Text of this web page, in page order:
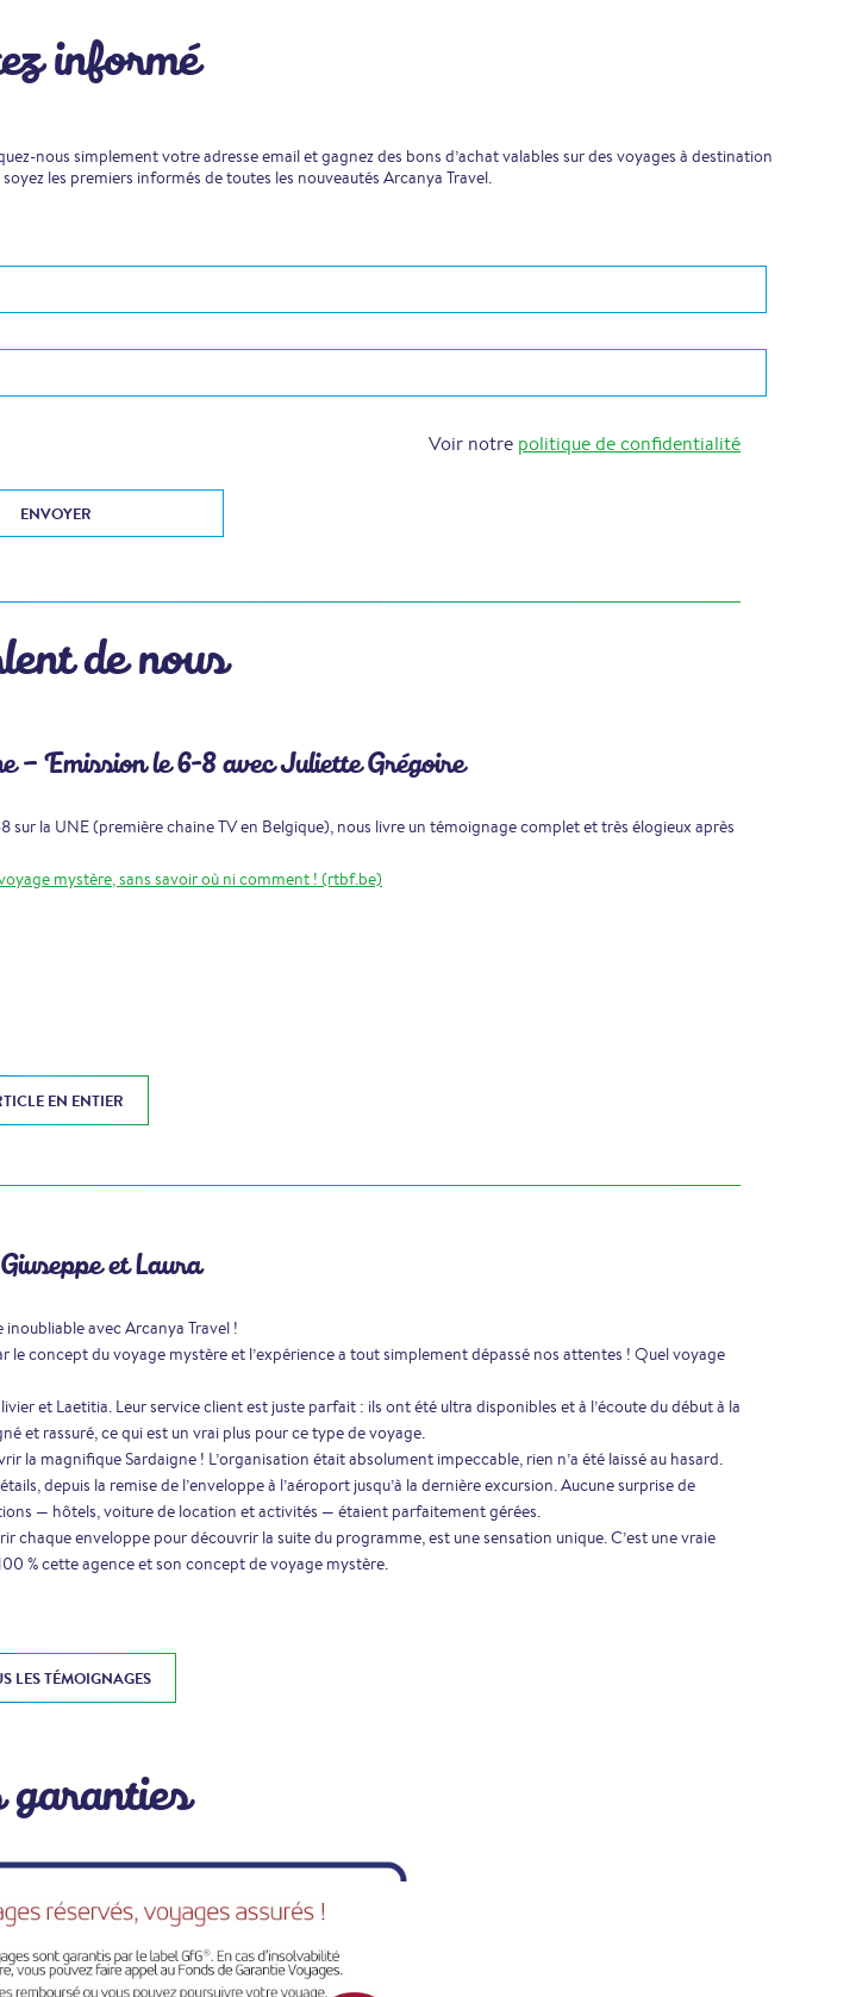
informé
nous simplement votre adresse email et gagnez des bons d’achat valables sur des voyages à destination
les premiers informés de toutes les nouveautés Arcanya Travel.
Voir notre politique de confidentialité
de nous
– Emission le 6-8 avec Juliette Grégoire
sur la UNE (première chaine TV en Belgique), nous livre un témoignage complet et très élogieux après
mystère, sans savoir où ni comment ! (rtbf.be)
EN ENTIER
et Laura
avec Arcanya Travel !
le concept du voyage mystère et l’expérience a tout simplement dépassé nos attentes ! Quel voyage
et Laetitia. Leur service client est juste parfait : ils ont été ultra disponibles et à l’écoute du début à la
et rassuré, ce qui est un vrai plus pour ce type de voyage.
la magnifique Sardaigne ! L’organisation était absolument impeccable, rien n’a été laissé au hasard.
depuis la remise de l’enveloppe à l’aéroport jusqu’à la dernière excursion. Aucune surprise de
— hôtels, voiture de location et activités — étaient parfaitement gérées.
chaque enveloppe pour découvrir la suite du programme, est une sensation unique. C’est une vraie
% cette agence et son concept de voyage mystère.
LES TÉMOIGNAGES